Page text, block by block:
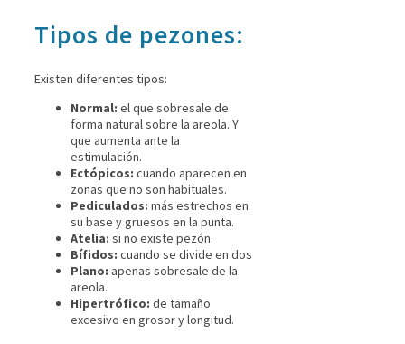
Tipos de pezones:
Existen diferentes tipos:
Normal: el que sobresale de
forma natural sobre la areola. Y
que aumenta ante la
estimulación.
Ectópicos: cuando aparecen en
zonas que no son habituales.
Pediculados: más estrechos en
su base y gruesos en la punta.
Atelia: si no existe pezón.
Bífidos: cuando se divide en dos
Plano: apenas sobresale de la
areola.
Hipertrófico: de tamaño
excesivo en grosor y longitud.